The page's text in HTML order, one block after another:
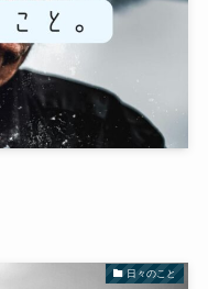
日々のこと